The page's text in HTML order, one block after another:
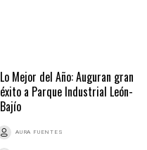
Lo Mejor del Año: Auguran gran
éxito a Parque Industrial León-
Bajío
AURA FUENTES